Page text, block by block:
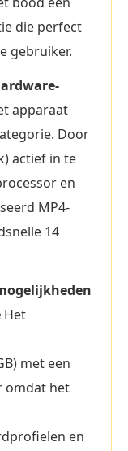
die perfect
gebruiker.
apparaat
Door
actief in te
en
MP4-
14
Het
met een
omdat het
en